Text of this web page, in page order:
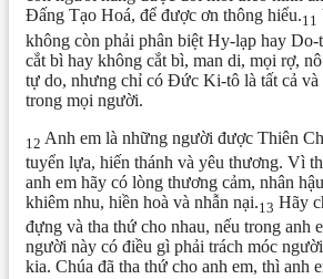
Đấng Tạo Hoá, để được ơn thông hiểu.11
không còn phải phân biệt Hy-lạp hay Do-
cắt bì hay không cắt bì, man di, mọi rợ,
tự do, nhưng chỉ có Đức Ki-tô là tất cả và
trong mọi người.
12 Anh em là những người được Thiên
tuyển lựa, hiến thánh và yêu thương. Vì
anh em hãy có lòng thương cảm, nhân
khiêm nhu, hiền hoà và nhẫn nại.13 Hãy
đựng và tha thứ cho nhau, nếu trong anh
người này có điều gì phải trách móc người
kia. Chúa đã tha thứ cho anh em, thì anh